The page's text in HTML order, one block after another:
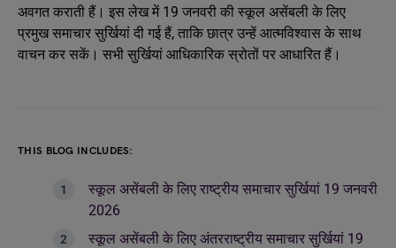
अवगत कराती हैं। इस लेख में 19 जनवरी की स्कूल असेंबली के लिए
प्रमुख समाचार सुर्खियां दी गई हैं, ताकि छात्र उन्हें आत्मविश्वास के साथ
वाचन कर सकें। सभी सुर्खियां आधिकारिक स्रोतों पर आधारित हैं।
THIS BLOG INCLUDES:
स्कूल असेंबली के लिए राष्ट्रीय समाचार सुर्खियां 19 जनवरी
2026
स्कूल असेंबली के लिए अंतरराष्ट्रीय समाचार सुर्खियां 19